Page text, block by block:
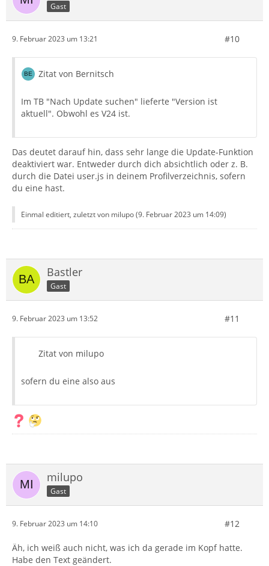
Gast
9. Februar 2023 um 13:21 #10
Zitat von Bernitsch
Im TB "Nach Update suchen" lieferte "Version ist
aktuell". Obwohl es V24 ist.
Das deutet darauf hin, dass sehr lange die Update-Funktion
deaktiviert war. Entweder durch dich absichtlich oder z. B.
durch die Datei user.js in deinem Profilverzeichnis, sofern
du eine hast.
Einmal editiert, zuletzt von milupo (9. Februar 2023 um 14:09)
Bastler
Gast
9. Februar 2023 um 13:52 #11
Zitat von milupo
sofern du eine also aus
milupo
Gast
9. Februar 2023 um 14:10 #12
Äh, ich weiß auch nicht, was ich da gerade im Kopf hatte.
Habe den Text geändert.